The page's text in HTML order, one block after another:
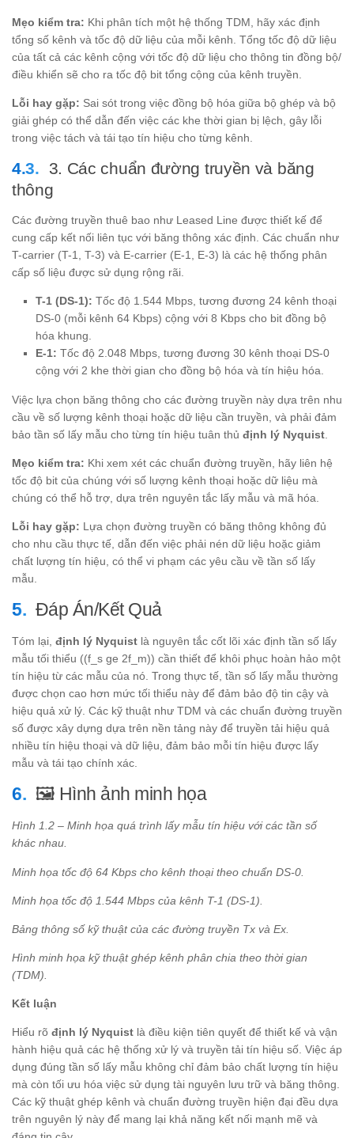
\times
32
Mẹo kiểm tra: Khi phân tích một hệ thống TDM, hãy xác định
tổng số kênh và tốc độ dữ liệu của mỗi kênh. Tổng tốc độ dữ liệu
của tất cả các kênh cộng với tốc độ dữ liệu cho thông tin đồng bộ/
điều khiển sẽ cho ra tốc độ bit tổng cộng của kênh truyền.
Lỗi hay gặp: Sai sót trong việc đồng bộ hóa giữa bộ ghép và bộ
giải ghép có thể dẫn đến việc các khe thời gian bị lệch, gây lỗi
trong việc tách và tái tạo tín hiệu cho từng kênh.
3. Các chuẩn đường truyền và băng
thông
Các đường truyền thuê bao như Leased Line được thiết kế để
cung cấp kết nối liên tục với băng thông xác định. Các chuẩn như
T-carrier (T-1, T-3) và E-carrier (E-1, E-3) là các hệ thống phân
cấp số liệu được sử dụng rộng rãi.
T-1 (DS-1): Tốc độ 1.544 Mbps, tương đương 24 kênh thoại
DS-0 (mỗi kênh 64 Kbps) cộng với 8 Kbps cho bit đồng bộ
hóa khung.
E-1: Tốc độ 2.048 Mbps, tương đương 30 kênh thoại DS-0
cộng với 2 khe thời gian cho đồng bộ hóa và tín hiệu hóa.
Việc lựa chọn băng thông cho các đường truyền này dựa trên nhu
cầu về số lượng kênh thoại hoặc dữ liệu cần truyền, và phải đảm
bảo tần số lấy mẫu cho từng tín hiệu tuân thủ định lý Nyquist
Mẹo kiểm tra: Khi xem xét các chuẩn đường truyền, hãy liên hệ
tốc độ bit của chúng với số lượng kênh thoại hoặc dữ liệu mà
chúng có thể hỗ trợ, dựa trên nguyên tắc lấy mẫu và mã hóa.
Lỗi hay gặp: Lựa chọn đường truyền có băng thông không đủ
cho nhu cầu thực tế, dẫn đến việc phải nén dữ liệu hoặc giảm
chất lượng tín hiệu, có thể vi phạm các yêu cầu về tần số lấy
mẫu.
Đáp Án/Kết Quả
Tóm lại, định lý Nyquist là nguyên tắc cốt lõi xác định tần số lấy
mẫu tối thiểu ((f_s ge 2f_m)) cần thiết để khôi phục hoàn hảo một
tín hiệu từ các mẫu của nó. Trong thực tế, tần số lấy mẫu thường
được chọn cao hơn mức tối thiểu này để đảm bảo độ tin cậy và
hiệu quả xử lý. Các kỹ thuật như TDM và các chuẩn đường truyền
số được xây dựng dựa trên nền tảng này để truyền tải hiệu quả
nhiều tín hiệu thoại và dữ liệu, đảm bảo mỗi tín hiệu được lấy
mẫu và tái tạo chính xác.
🖼️ Hình ảnh minh họa
Hình 1.2 – Minh họa quá trình lấy mẫu tín hiệu với các tần số
khác nhau.
Minh họa tốc độ 64 Kbps cho kênh thoại theo chuẩn DS-0.
Minh họa tốc độ 1.544 Mbps của kênh T-1 (DS-1).
Bảng thông số kỹ thuật của các đường truyền Tx và Ex.
Hình minh họa kỹ thuật ghép kênh phân chia theo thời gian
(TDM).
Kết luận
Hiểu rõ định lý Nyquist là điều kiện tiên quyết để thiết kế và vận
hành hiệu quả các hệ thống xử lý và truyền tải tín hiệu số. Việc áp
dụng đúng tần số lấy mẫu không chỉ đảm bảo chất lượng tín hiệu
mà còn tối ưu hóa việc sử dụng tài nguyên lưu trữ và băng thông.
Các kỹ thuật ghép kênh và chuẩn đường truyền hiện đại đều dựa
trên nguyên lý này để mang lại khả năng kết nối mạnh mẽ và